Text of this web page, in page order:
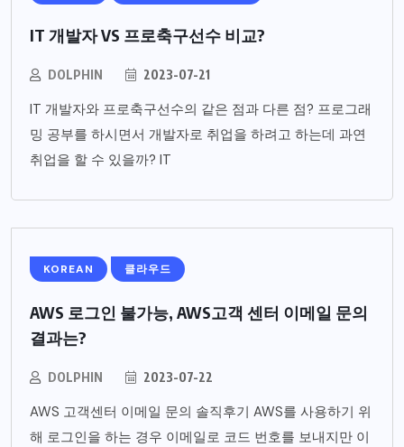
IT 개발자 VS 프로축구선수 비교?
DOLPHIN 2023-07-21
IT 개발자와 프로축구선수의 같은 점과 다른 점? 프로그래
밍 공부를 하시면서 개발자로 취업을 하려고 하는데 과연
취업을 할 수 있을까? IT
KOREAN 클라우드
AWS 로그인 불가능, AWS고객 센터 이메일 문의
결과는?
DOLPHIN 2023-07-22
AWS 고객센터 이메일 문의 솔직후기 AWS를 사용하기 위
해 로그인을 하는 경우 이메일로 코드 번호를 보내지만 이